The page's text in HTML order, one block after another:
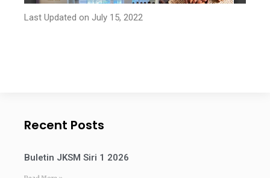
Last Updated on July 15, 2022
Recent Posts
Buletin JKSM Siri 1 2026